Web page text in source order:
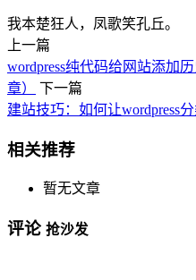
我本楚狂人，凤歌笑孔丘。
上一篇
wordpress纯代码给网站添加
章）
下一篇
建站技巧：如何让wordpress
相关推荐
暂无文章
评论 抢沙发